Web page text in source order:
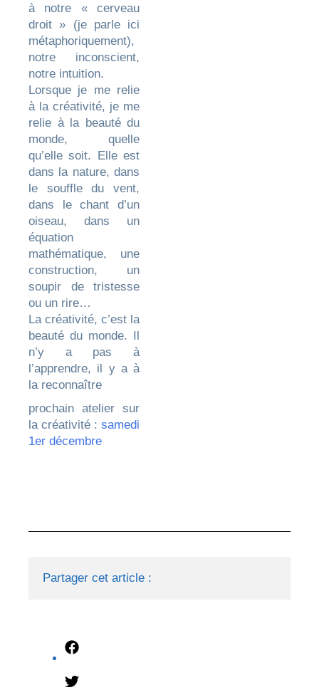
à notre « cerveau
droit » (je parle ici
métaphoriquement),
notre inconscient,
notre intuition.
Lorsque je me relie
à la créativité, je me
relie à la beauté du
monde, quelle
qu’elle soit. Elle est
dans la nature, dans
le souffle du vent,
dans le chant d’un
oiseau, dans un
équation
mathématique, une
construction, un
soupir de tristesse
ou un rire…
La créativité, c’est la
beauté du monde. Il
n’y a pas à
l’apprendre, il y a à
la reconnaître
prochain atelier sur
la créativité : samedi
1er décembre
Partager cet article :